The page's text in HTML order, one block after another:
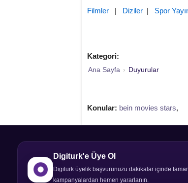
Filmler | Diziler | Spor
Kategori:
Ana Sayfa › Duyurular
Konular: bein movies stars,
Digiturk'e Üye Ol
Digiturk üyelik başvurunuzu dakikalar içinde
kampanyalardan hemen yararlanın.